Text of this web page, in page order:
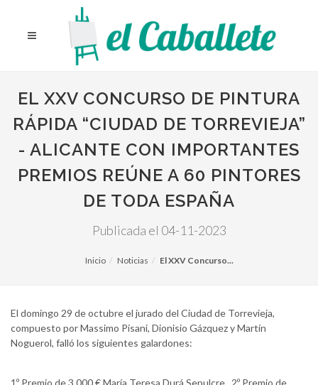
EL XXV CONCURSO DE PINTURA
RÁPIDA “CIUDAD DE TORREVIEJA”
- ALICANTE CON IMPORTANTES
PREMIOS REÚNE A 60 PINTORES
DE TODA ESPAÑA
Publicada el 04-11-2023
Inicio Noticias El XXV Concurso...
El domingo 29 de octubre el jurado del Ciudad de Torrevieja,
compuesto por Massimo Pisani, Dionisio Gázquez y Martín
Noguerol, falló los siguientes galardones:
1º Premio de 3.000 € María Teresa Durá Sepulcre. 2º Premio de